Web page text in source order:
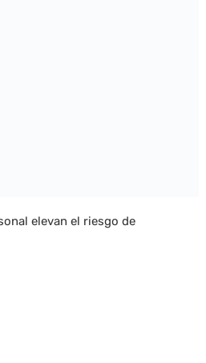
elevan el riesgo de